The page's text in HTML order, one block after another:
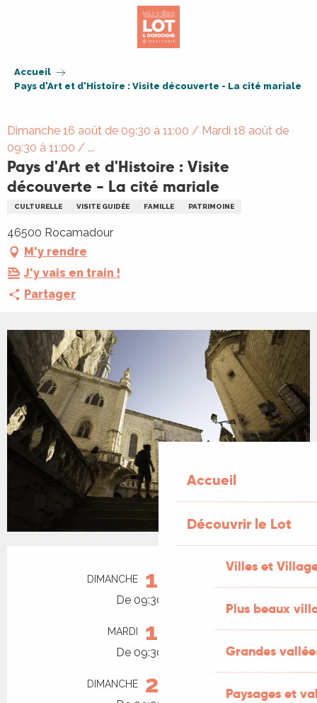
Accueil
Découvrir le Lot
Villes et
Plus beaux
Grandes
Paysages et
Accueil
Pays d'Art et d'Histoire : Visite découverte - La cité mariale
Dimanche 16 août de 09:30 à 11:00 / Mardi 18 août de
09:30 à 11:00 / ...
Pays d'Art et d'Histoire : Visite
découverte - La cité mariale
CULTURELLE VISITE GUIDÉE FAMILLE PATRIMOINE
46500 Rocamadour
M'y rendre
J'y vais en train !
Partager
Ouverture et coordonnées
DIMANCHE 16
De 09:30 à 11:00
MARDI 18
De 09:30 à 11:00
DIMANCHE 23